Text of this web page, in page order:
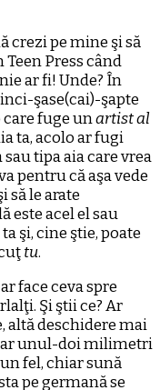
crezi pe mine şi să
Press când
ar fi! Unde? În
şase(cai)-şapte
care fuge unartist al
ta, acolo ar fugi
tipa aia care vrea
pentru că aşa vede
să le arate
este acel el sau
şi, cine ştie, poate
tu.
face ceva spre
Şi ştii ce? Ar
altă deschidere mai
unul-doi milimetri
fel, chiar sună
pe germană se